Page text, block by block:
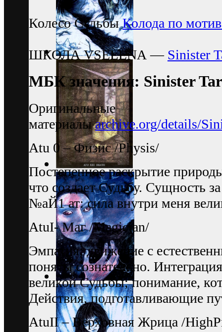
Колесо СудьбыКолода по
ШКОЛА VSELENA — Sinister
МБК значения: Sinister
Оригинальные
материалыarchive.org/details/
Аtu 0 – Физис /Рhysis/
Постепенное раскрытие
что создает Судьбу. Сущность
№аЙ1 ат: сила внутри меня
AtuI- Маг /Magician/
Эмпатия; движение с
поняты сознательно.
великой Судьбы; понимание,
Действия, подготавливающие
АtuII – Верховная Жрица /